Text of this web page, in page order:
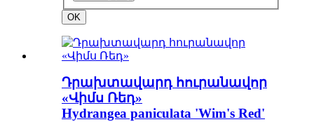
OK
Դրախտավարդ հուրանավոր
«Վիմս Ռեդ»
Hydrangea paniculata 'Wim's Red'